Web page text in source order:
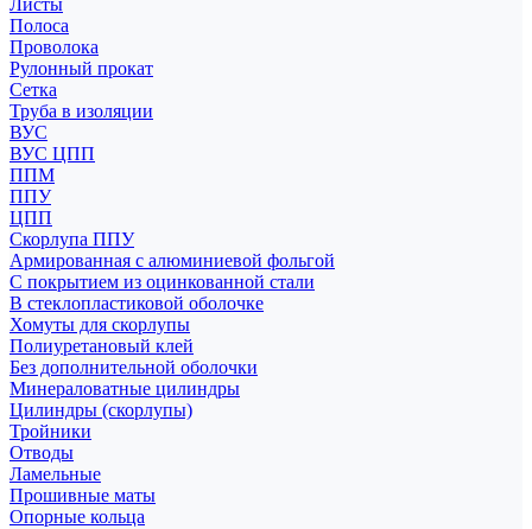
Листы
Полоса
Проволока
Рулонный прокат
Сетка
Труба в изоляции
ВУС
ВУС ЦПП
ППМ
ППУ
ЦПП
Скорлупа ППУ
Армированная с алюминиевой фольгой
С покрытием из оцинкованной стали
В стеклопластиковой оболочке
Хомуты для скорлупы
Полиуретановый клей
Без дополнительной оболочки
Минераловатные цилиндры
Цилиндры (скорлупы)
Тройники
Отводы
Ламельные
Прошивные маты
Опорные кольца